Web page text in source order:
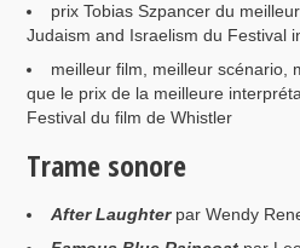
prix Tobias Szpancer du
Judaism and Israelism du Festival
meilleur film, meilleur scénario,
que le prix de la meilleure
Festival du film de Whistler
Trame sonore
After Laughterpar Wendy